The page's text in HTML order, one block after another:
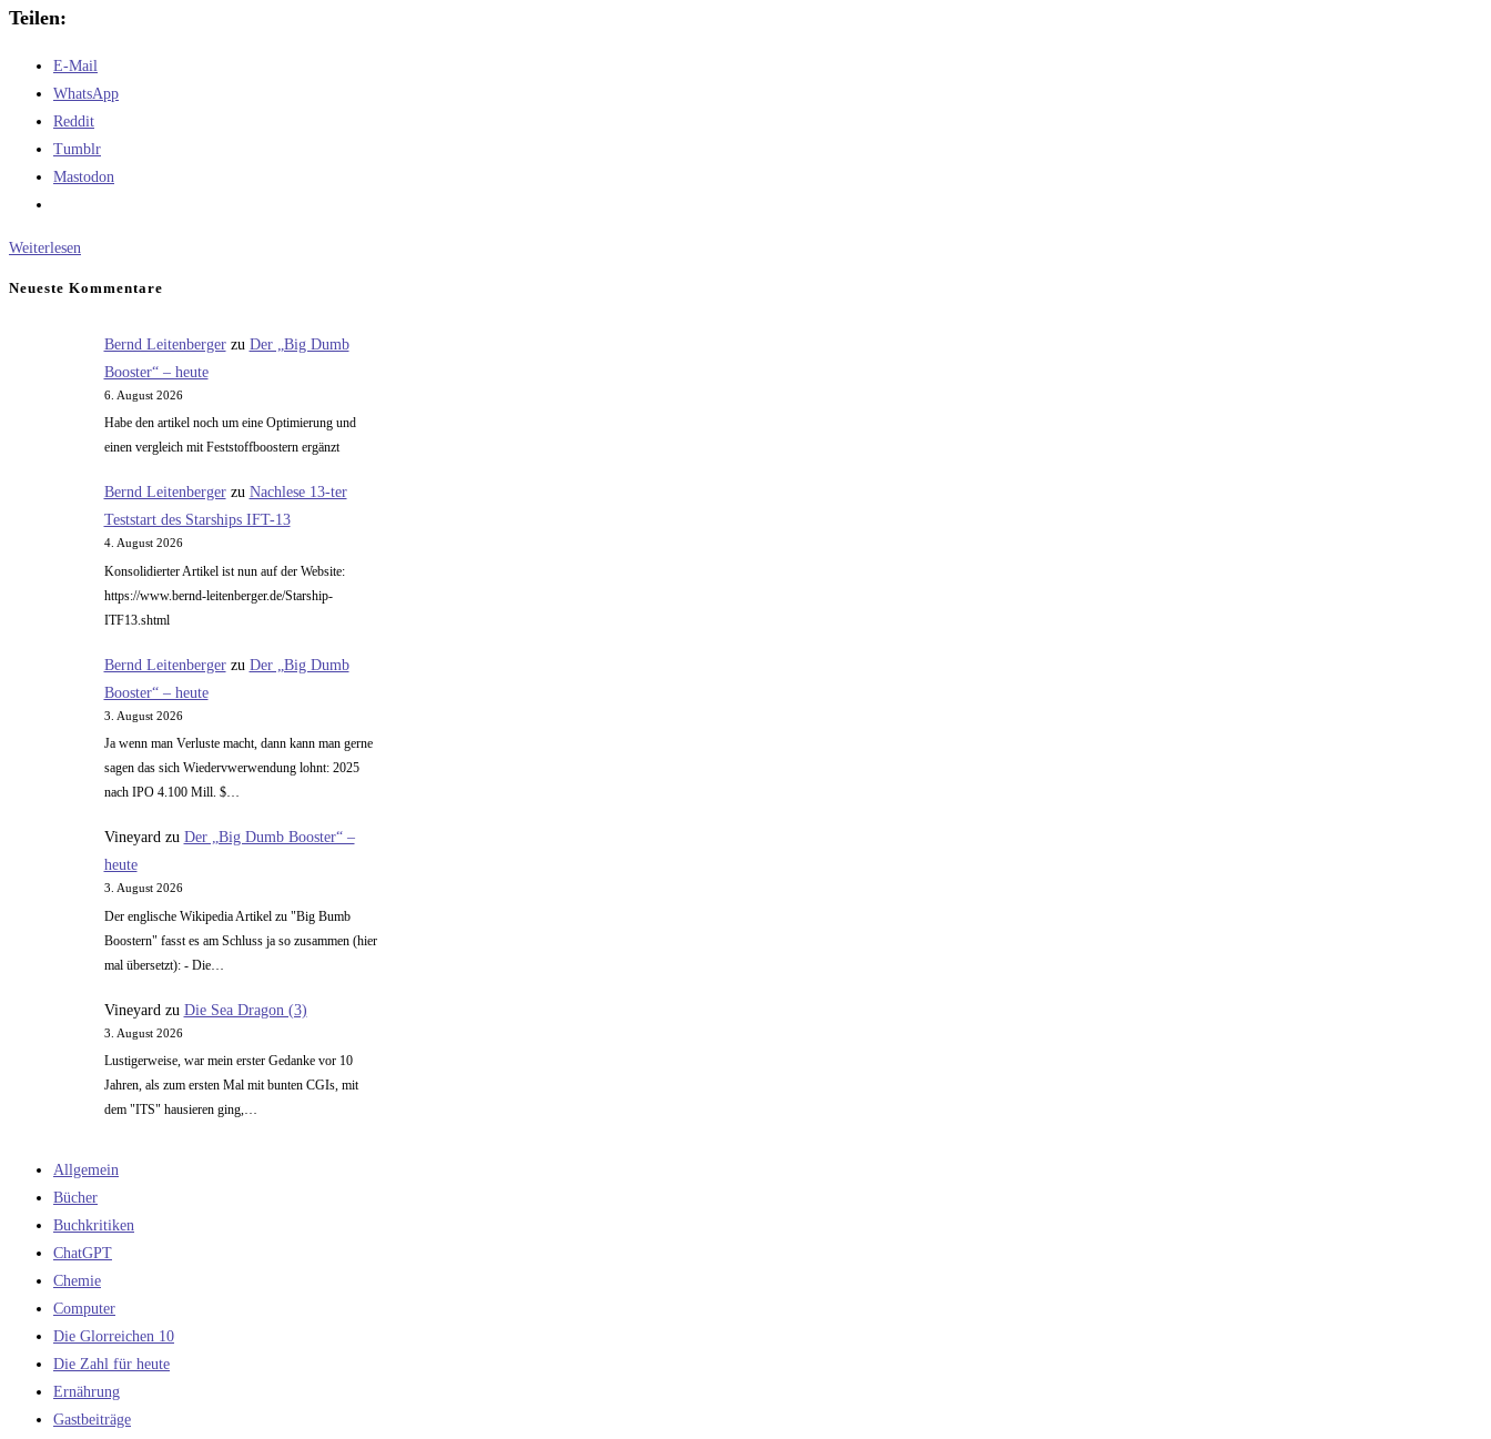
Teilen:
E-Mail
WhatsApp
Reddit
Tumblr
Mastodon
Weiterlesen
Neueste Kommentare
Bernd Leitenbergerzu Der „Big Dumb
Booster“ – heute
6. August 2026
Habe den artikel noch um eine Optimierung und
einen vergleich mit Feststoffboostern ergänzt
Bernd Leitenbergerzu Nachlese 13-ter
Teststart des Starships IFT-13
4. August 2026
Konsolidierter Artikel ist nun auf der Website:
https://www.bernd-leitenberger.de/Starship-
ITF13.shtml
Bernd Leitenbergerzu Der „Big Dumb
Booster“ – heute
3. August 2026
Ja wenn man Verluste macht, dann kann man gerne
sagen das sich Wiedervwerwendung lohnt: 2025
nach IPO 4.100 Mill. $…
Vineyardzu Der „Big Dumb Booster“ –
heute
3. August 2026
Der englische Wikipedia Artikel zu "Big Bumb
Boostern" fasst es am Schluss ja so zusammen (hier
mal übersetzt): - Die…
Vineyard zu Die Sea Dragon (3)
3. August 2026
Lustigerweise, war mein erster Gedanke vor 10
Jahren, als zum ersten Mal mit bunten CGIs, mit
dem "ITS" hausieren ging,…
Allgemein
Bücher
Buchkritiken
ChatGPT
Chemie
Computer
Die Glorreichen 10
Die Zahl für heute
Ernährung
Gastbeiträge